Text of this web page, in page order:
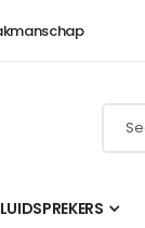
LUIDSPREKERS